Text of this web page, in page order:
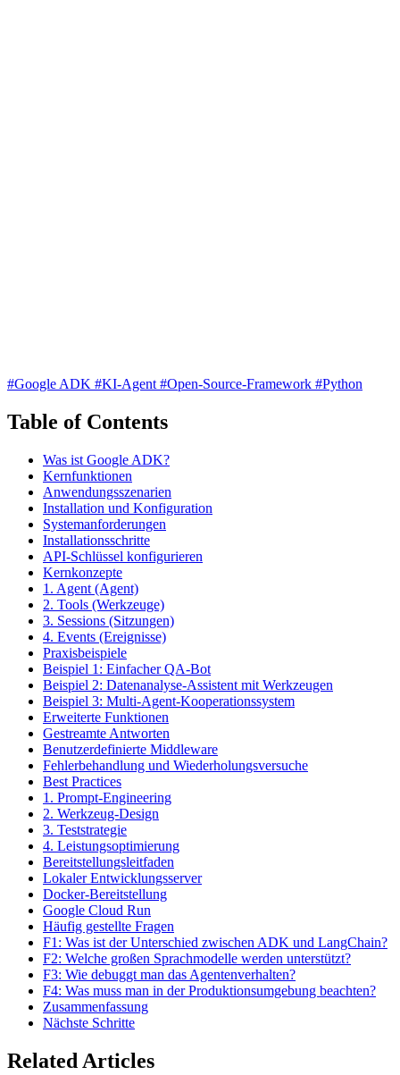
#Google ADK #KI-Agent #Open-Source-Framework #Python
Table of Contents
Was ist Google ADK?
Kernfunktionen
Anwendungsszenarien
Installation und Konfiguration
Systemanforderungen
Installationsschritte
API-Schlüssel konfigurieren
Kernkonzepte
1. Agent (Agent)
2. Tools (Werkzeuge)
3. Sessions (Sitzungen)
4. Events (Ereignisse)
Praxisbeispiele
Beispiel 1: Einfacher QA-Bot
Beispiel 2: Datenanalyse-Assistent mit Werkzeugen
Beispiel 3: Multi-Agent-Kooperationssystem
Erweiterte Funktionen
Gestreamte Antworten
Benutzerdefinierte Middleware
Fehlerbehandlung und Wiederholungsversuche
Best Practices
1. Prompt-Engineering
2. Werkzeug-Design
3. Teststrategie
4. Leistungsoptimierung
Bereitstellungsleitfaden
Lokaler Entwicklungsserver
Docker-Bereitstellung
Google Cloud Run
Häufig gestellte Fragen
F1: Was ist der Unterschied zwischen ADK und LangChain?
F2: Welche großen Sprachmodelle werden unterstützt?
F3: Wie debuggt man das Agentenverhalten?
F4: Was muss man in der Produktionsumgebung beachten?
Zusammenfassung
Nächste Schritte
Related Articles